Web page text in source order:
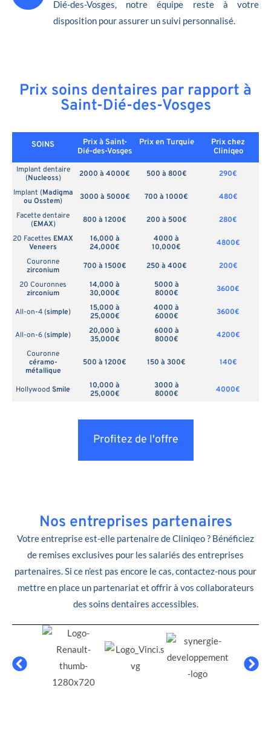
Dié-des-Vosges, notre équipe reste à votre
disposition pour assurer un suivi personnalisé.
Prix soins dentaires par rapport à
Saint-Dié-des-Vosges
SOINS
Prix à Saint-
Dié-des-Vosges
Prix en Turquie
Prix chez
Cliniqeo
Implant dentaire
(Nucleoss) 2000 à 4000€ 500 à 800€
290€
Implant (Madigma
ou Osstem) 3000 à 5000€ 700 à 1000€
480€
Facette dentaire
(EMAX) 800 à 1200€ 200 à 500€
280€
20 Facettes EMAX
Veneers
16,000 à
24,000€
4000 à
10,000€
4800€
Couronne
zirconium
700 à 1500€ 250 à 400€
200€
20 Couronnes
zirconium
14,000 à
30,000€
5000 à
8000€
3600€
All-on-4 (simple)
15,000 à
25,000€
4000 à
6000€
3600€
All-on-6 (simple)
20,000 à
35,000€
6000 à
8000€
4200€
Couronne
céramo-
métallique
500 à 1200€ 150 à 300€ 140€
Hollywood Smile
10,000 à
25,000€
3000 à
8000€
4000€
Profitez de l'offre
Nos entreprises partenaires
Votre entreprise est-elle partenaire de Cliniqeo ? Bénéficiez
de remises exclusives pour les salariés des entreprises
partenaires. Si ce n’est pas encore le cas, contactez-nous pour
mettre en place un partenariat et offrir à vos collaborateurs
des soins dentaires accessibles.